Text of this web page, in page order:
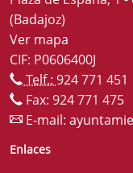
(Badajoz)
Ver mapa
CIF: P0606400J
Telf.: 924 771 451
Fax: 924 771 475
E-mail:
Enlaces